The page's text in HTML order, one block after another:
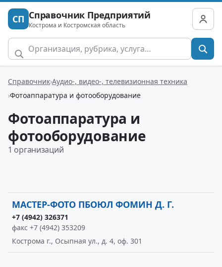
СП Справочник Предприятий
Кострома и Костромская область
Справочник Аудио-, видео-, телевизионная техника
Фотоаппаратура и фотооборудование
Фотоаппаратура и
фотооборудование
1 организаций
МАСТЕР-ФОТО ПБОЮЛ ФОМИН Д. Г.
+7 (4942) 326371
факс +7 (4942) 353209
Кострома г., Осыпная ул., д. 4, оф. 301